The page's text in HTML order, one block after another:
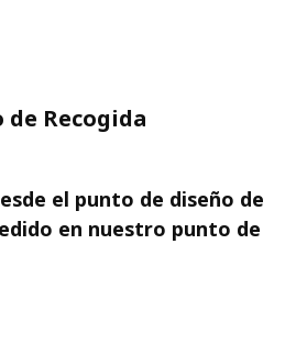
de Recogida
el punto de diseño de
en nuestro punto de